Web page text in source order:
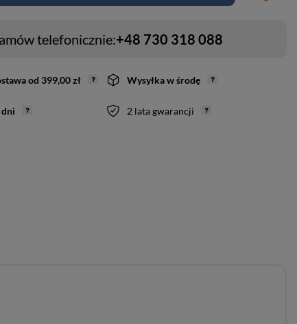
telefonicznie:+48 730 318 088
od 399,00 zł Wysyłkaw środę
dni 2 lata gwarancji